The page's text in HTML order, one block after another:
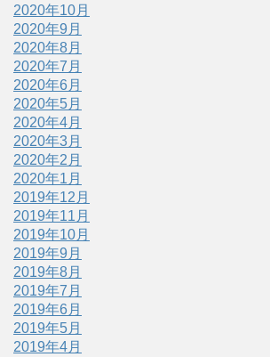
2020年10月
2020年9月
2020年8月
2020年7月
2020年6月
2020年5月
2020年4月
2020年3月
2020年2月
2020年1月
2019年12月
2019年11月
2019年10月
2019年9月
2019年8月
2019年7月
2019年6月
2019年5月
2019年4月